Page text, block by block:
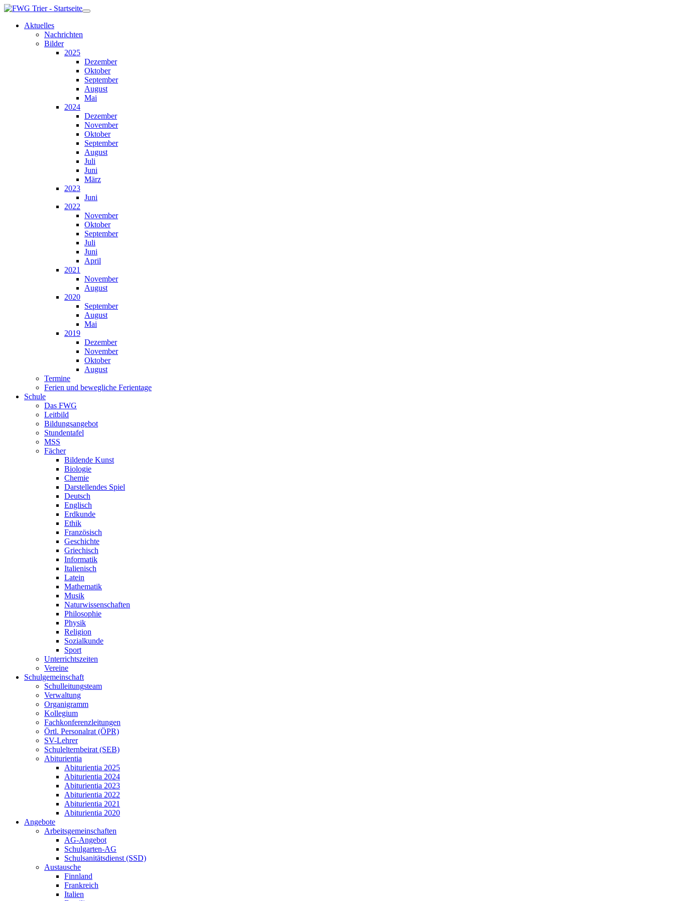
Aktuelles
Nachrichten
Bilder
2025
Dezember
Oktober
September
August
Mai
2024
Dezember
November
Oktober
September
August
Juli
Juni
März
2023
Juni
2022
November
Oktober
September
Juli
Juni
April
2021
November
August
2020
September
August
Mai
2019
Dezember
November
Oktober
August
Termine
Ferien und bewegliche Ferientage
Schule
Das FWG
Leitbild
Bildungsangebot
Stundentafel
MSS
Fächer
Bildende Kunst
Biologie
Chemie
Darstellendes Spiel
Deutsch
Englisch
Erdkunde
Ethik
Französisch
Geschichte
Griechisch
Informatik
Italienisch
Latein
Mathematik
Musik
Naturwissenschaften
Philosophie
Physik
Religion
Sozialkunde
Sport
Unterrichtszeiten
Vereine
Schulgemeinschaft
Schulleitungsteam
Verwaltung
Organigramm
Kollegium
Fachkonferenzleitungen
Örtl. Personalrat (ÖPR)
SV-Lehrer
Schulelternbeirat (SEB)
Abiturientia
Abiturientia 2025
Abiturientia 2024
Abiturientia 2023
Abiturientia 2022
Abiturientia 2021
Abiturientia 2020
Angebote
Arbeitsgemeinschaften
AG-Angebot
Schulgarten-AG
Schulsanitätsdienst (SSD)
Austausche
Finnland
Frankreich
Italien